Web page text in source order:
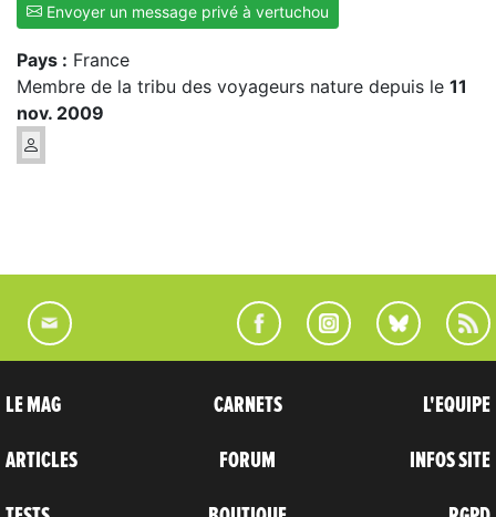
Envoyer un message privé à vertuchou
Pays : France
Membre de la tribu des voyageurs nature depuis le 11
nov. 2009
LE MAG
ARTICLES
CARNETS
FORUM
L'EQUIPE
INFOS SITE